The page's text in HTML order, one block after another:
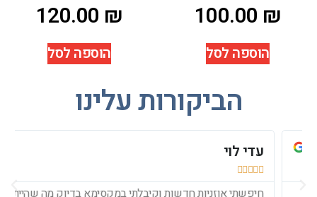
100.00₪
הוספה לסל
120.00₪
הוספה לסל
הביקורות עלינו
עדי לוי
חיפשתי אוזניות חדשות וקיבלתי במקסימא בדיוק מה שהייתי